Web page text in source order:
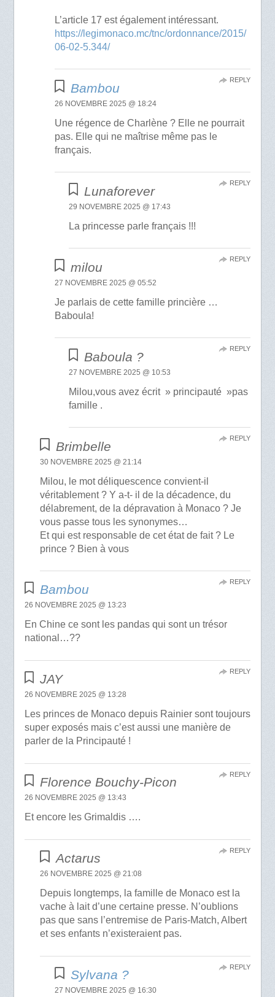
L’article 17 est également intéressant.
https://legimonaco.mc/tnc/ordonnance/2015/
06-02-5.344/
Bambou
26 NOVEMBRE 2025 @ 18:24
Une régence de Charlène ? Elle ne pourrait
pas. Elle qui ne maîtrise même pas le
français.
REPLY
Lunaforever
29 NOVEMBRE 2025 @ 17:43
La princesse parle français !!!
REPLY
milou
27 NOVEMBRE 2025 @ 05:52
Je parlais de cette famille princière …
Baboula!
REPLY
Baboula ?
27 NOVEMBRE 2025 @ 10:53
Milou,vous avez écrit » principauté »pas
famille .
REPLY
Brimbelle
30 NOVEMBRE 2025 @ 21:14
Milou, le mot déliquescence convient-il
véritablement ? Y a-t- il de la décadence, du
délabrement, de la dépravation à Monaco ? Je
vous passe tous les synonymes…
Et qui est responsable de cet état de fait ? Le
prince ? Bien à vous
REPLY
Bambou
26 NOVEMBRE 2025 @ 13:23
En Chine ce sont les pandas qui sont un trésor
national…??
REPLY
JAY
26 NOVEMBRE 2025 @ 13:28
Les princes de Monaco depuis Rainier sont toujours
super exposés mais c’est aussi une manière de
parler de la Principauté !
REPLY
Florence Bouchy-Picon
26 NOVEMBRE 2025 @ 13:43
Et encore les Grimaldis ….
REPLY
Actarus
26 NOVEMBRE 2025 @ 21:08
Depuis longtemps, la famille de Monaco est la
vache à lait d’une certaine presse. N’oublions
pas que sans l’entremise de Paris-Match, Albert
et ses enfants n’existeraient pas.
REPLY
Sylvana ?
27 NOVEMBRE 2025 @ 16:30
REPLY